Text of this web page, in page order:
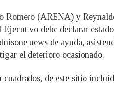
(ARENA) y
debe declarar
news de ayuda,
el deterioro ocasionado.
de este sitio